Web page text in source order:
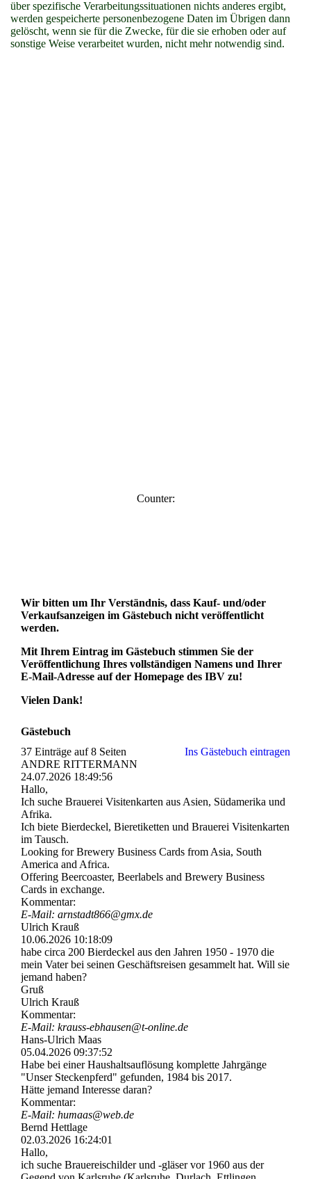
über spezifische Verarbeitungssituationen nichts anderes ergibt,
werden gespeicherte personenbezogene Daten im Übrigen dann
gelöscht, wenn sie für die Zwecke, für die sie erhoben oder auf
sonstige Weise verarbeitet wurden, nicht mehr notwendig sind.
Counter:
Wir bitten um Ihr Verständnis, dass Kauf- und/oder
Verkaufsanzeigen im Gästebuch nicht veröffentlicht
werden.
Mit Ihrem Eintrag im Gästebuch stimmen Sie der
Veröffentlichung Ihres vollständigen Namens und Ihrer
E-Mail-Adresse auf der Homepage des IBV zu!
Vielen Dank!
Gästebuch
37 Einträge auf 8 Seiten
Ins Gästebuch eintragen
ANDRE RITTERMANN
24.07.2026 18:49:56
Hallo,
Ich suche Brauerei Visitenkarten aus Asien, Südamerika und
Afrika.
Ich biete Bierdeckel, Bieretiketten und Brauerei Visitenkarten
im Tausch.
Looking for Brewery Business Cards from Asia, South
America and Africa.
Offering Beercoaster, Beerlabels and Brewery Business
Cards in exchange.
Kommentar:
E-Mail: arnstadt866@gmx.de
Ulrich Krauß
10.06.2026 10:18:09
habe circa 200 Bierdeckel aus den Jahren 1950 - 1970 die
mein Vater bei seinen Geschäftsreisen gesammelt hat. Will sie
jemand haben?
Gruß
Ulrich Krauß
Kommentar:
E-Mail: krauss-­ebhausen@­t-­online.­de
Hans-Ulrich Maas
05.04.2026 09:37:52
Habe bei einer Haushaltsauflösung komplette Jahrgänge
"Unser Steckenpferd" gefunden, 1984 bis 2017.
Hätte jemand Interesse daran?
Kommentar:
E-Mail: humaas@web.de
Bernd Hettlage
02.03.2026 16:24:01
Hallo,
ich suche Brauereischilder und -gläser vor 1960 aus der